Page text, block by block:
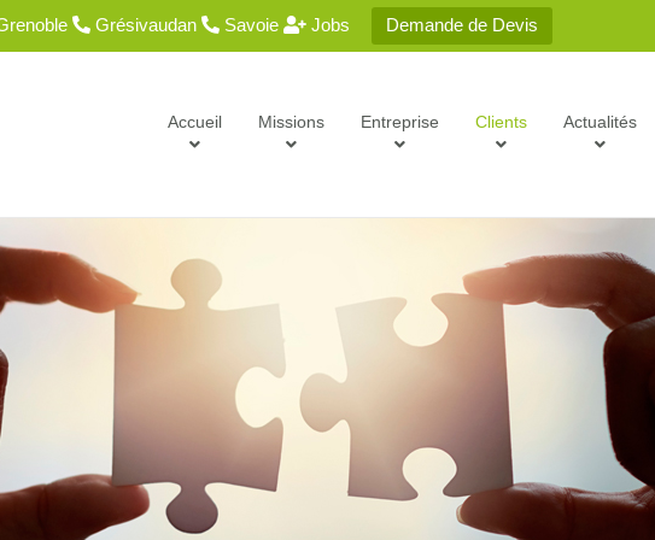
Grésivaudan Savoie Jobs Demande de Devis
Accueil Missions Entreprise Clients Actualités